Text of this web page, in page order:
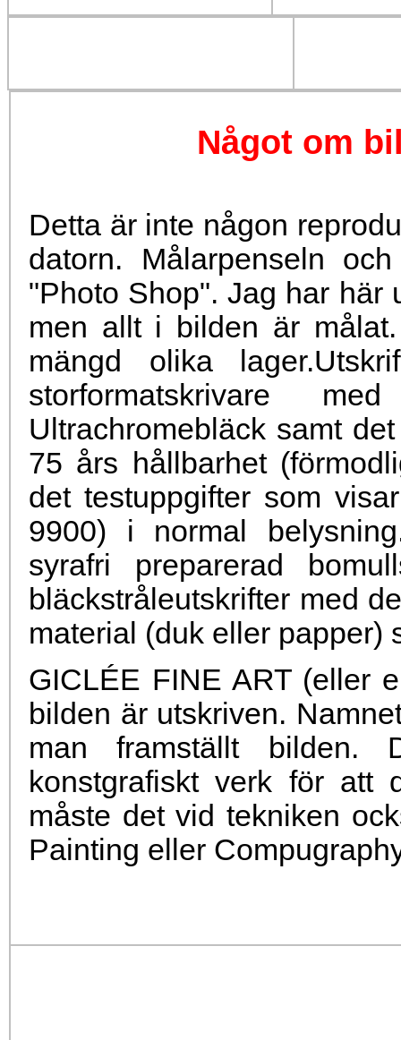
Något om
Detta är inte någon
datorn. Målarpenseln
"Photo Shop". Jag har här
men allt i bilden är
mängd olika
storformatskrivare
Ultrachromebläck samt
75 års hållbarhet
det testuppgifter som
9900) i normal
syrafri preparerad
bläckstråleutskrifter med
material (duk eller papper)
GICLÉE FINE ART (eller
bilden är utskriven.
man framställt
konstgrafiskt verk för att
måste det vid tekniken
Painting eller